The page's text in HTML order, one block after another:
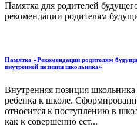
Памятка для родителей
рекомендации родителям
Памятка «Рекомендации родителям
внутренней позиции школьника»
Внутренняя позиция
ребенка к школе.
относится к поступлению в
как к совершенно ест...